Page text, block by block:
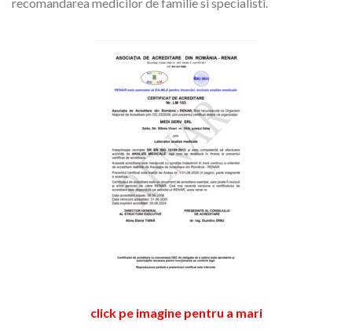
click pe imagine pentru a mari